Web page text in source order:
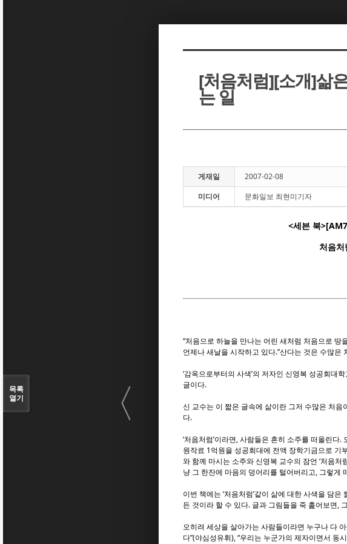
[처음처럼][소개]삶
는 일
게재일
2007-02-08
미디어
문화일보 최현미기자
<세븐 북
처음
“처음으로 하늘을 만나는 어린 새처럼 처음으로
언제나 새날을 시작하고 있다.”산다는 것은 수많
‘감옥으로부터의 사색’의 저자인 신영복 성공회대
글이다.
신 교수는 이 짧은 글속에 삶이란 그저 수많은 처
다.
‘처음처럼’이라면, 사람들은 흔히 소주를 떠올린
원작료 1억원을 성공회대에 전액 장학기금으로 기
와 함께 마시는 소주와 신영복 교수의 잠언 ‘처음
냥 그 한잔에 마음의 덩어리를 털어버리고, 그렇게
이번 책에는 ‘처음처럼’같이 삶에 대한 사색을 담
든 것이라 할 수 있다. 글과 그림들을 죽 훑어보면,
오히려 세상을 살아가는 사람들이라면 누구나 다
다”(야심성유휘), “우리는 누군가의 제자이면서
〈
목록
열기
Sketchbook5, 스케치북5
Sketchbook5, 스케치북5
Sketchbook5, 스케치북5
Sketchbook5, 스케치북5